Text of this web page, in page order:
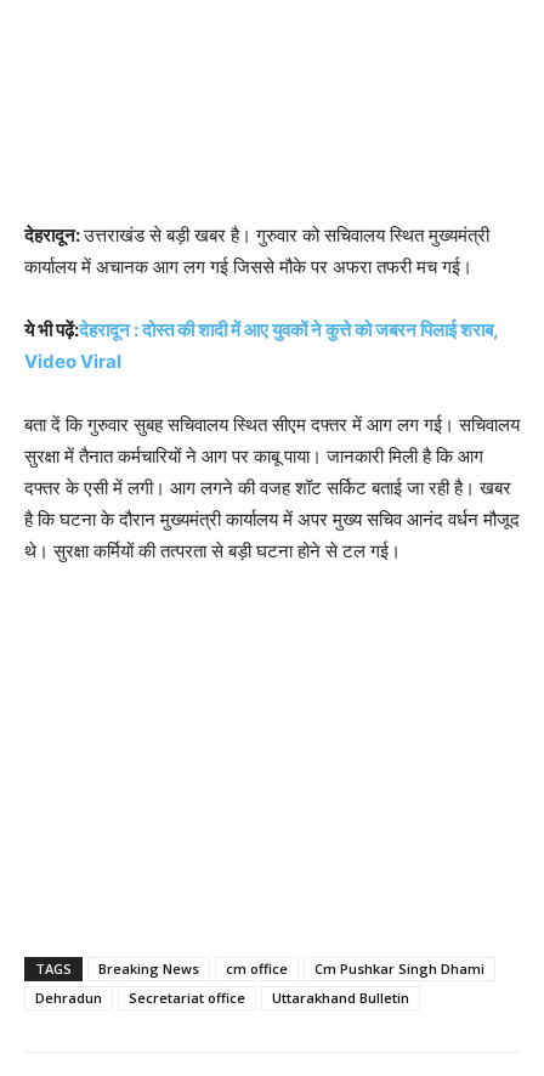
देहरादून:उत्तराखंड से बड़ी खबर है। गुरुवार को सचिवालय स्थित मुख्यमंत्री
कार्यालय में अचानक आग लग गई जिससे मौके पर अफरा तफरी मच गई।
ये भी पढ़ें:देहरादून : दोस्त की शादी में आए युवकों ने कुत्ते को जबरन पिलाई शराब,
Video Viral
बता दें कि गुरुवार सुबह सचिवालय स्थित सीएम दफ्तर में आग लग गई। सचिवालय
सुरक्षा में तैनात कर्मचारियों ने आग पर काबू पाया। जानकारी मिली है कि आग
दफ्तर के एसी में लगी। आग लगने की वजह शॉट सर्किट बताई जा रही है। खबर
है कि घटना के दौरान मुख्यमंत्री कार्यालय में अपर मुख्य सचिव आनंद वर्धन मौजूद
थे। सुरक्षा कर्मियों की तत्परता से बड़ी घटना होने से टल गई।
TAGS Breaking News cm office
Cm Pushkar Singh Dhami
Dehradun
Secretariat office Uttarakhand Bulletin